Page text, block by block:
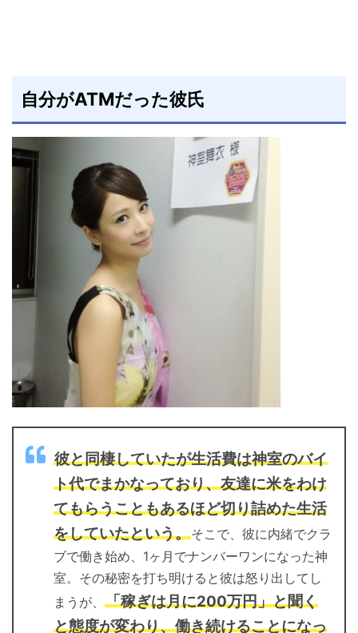
自分がATMだった彼氏
彼と同棲していたが生活費は神室のバイ
ト代でまかなっており、友達に米をわけ
てもらうこともあるほど切り詰めた生活
をしていたという。そこで、彼に内緒でクラ
ブで働き始め、1ヶ月でナンバーワンになった神
室。その秘密を打ち明けると彼は怒り出してし
まうが、 「稼ぎは月に200万円」と聞く
と態度が変わり、働き続けることになっ